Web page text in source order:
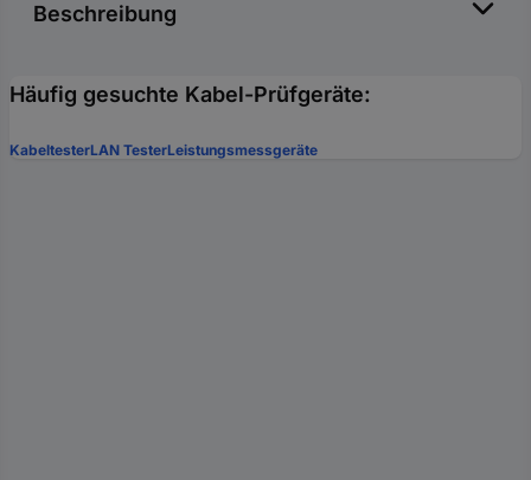
Beschreibung
Häufig gesuchte Kabel-Prüfgeräte:
KabeltesterLAN TesterLeistungsmessgeräte